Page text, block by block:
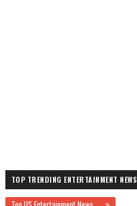
TOP TRENDING ENTERTAINMENT NEWS